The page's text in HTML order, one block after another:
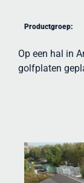
Productgroep:
Op een hal in
golfplaten